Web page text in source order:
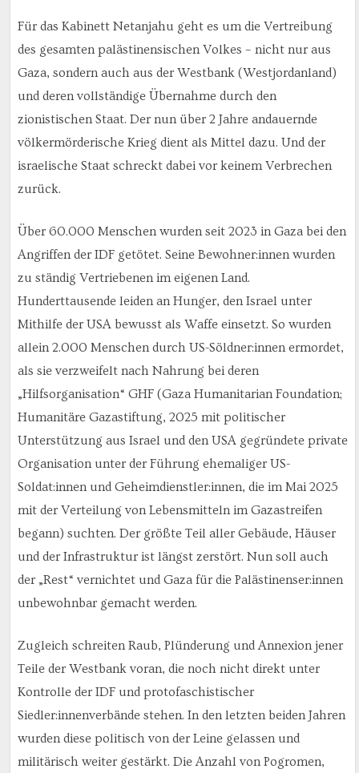
Für das Kabinett Netanjahu geht es um die Vertreibung
des gesamten palästinensischen Volkes – nicht nur aus
Gaza, sondern auch aus der Westbank (Westjordanland)
und deren vollständige Übernahme durch den
zionistischen Staat. Der nun über 2 Jahre andauernde
völkermörderische Krieg dient als Mittel dazu. Und der
israelische Staat schreckt dabei vor keinem Verbrechen
zurück.
Über 60.000 Menschen wurden seit 2023 in Gaza bei den
Angriffen der IDF getötet. Seine Bewohner:innen wurden
zu ständig Vertriebenen im eigenen Land.
Hunderttausende leiden an Hunger, den Israel unter
Mithilfe der USA bewusst als Waffe einsetzt. So wurden
allein 2.000 Menschen durch US-Söldner:innen ermordet,
als sie verzweifelt nach Nahrung bei deren
„Hilfsorganisation“ GHF (Gaza Humanitarian Foundation;
Humanitäre Gazastiftung, 2025 mit politischer
Unterstützung aus Israel und den USA gegründete private
Organisation unter der Führung ehemaliger US-
Soldat:innen und Geheimdienstler:innen, die im Mai 2025
mit der Verteilung von Lebensmitteln im Gazastreifen
begann) suchten. Der größte Teil aller Gebäude, Häuser
und der Infrastruktur ist längst zerstört. Nun soll auch
der „Rest“ vernichtet und Gaza für die Palästinenser:innen
unbewohnbar gemacht werden.
Zugleich schreiten Raub, Plünderung und Annexion jener
Teile der Westbank voran, die noch nicht direkt unter
Kontrolle der IDF und protofaschistischer
Siedler:innenverbände stehen. In den letzten beiden Jahren
wurden diese politisch von der Leine gelassen und
militärisch weiter gestärkt. Die Anzahl von Pogromen,